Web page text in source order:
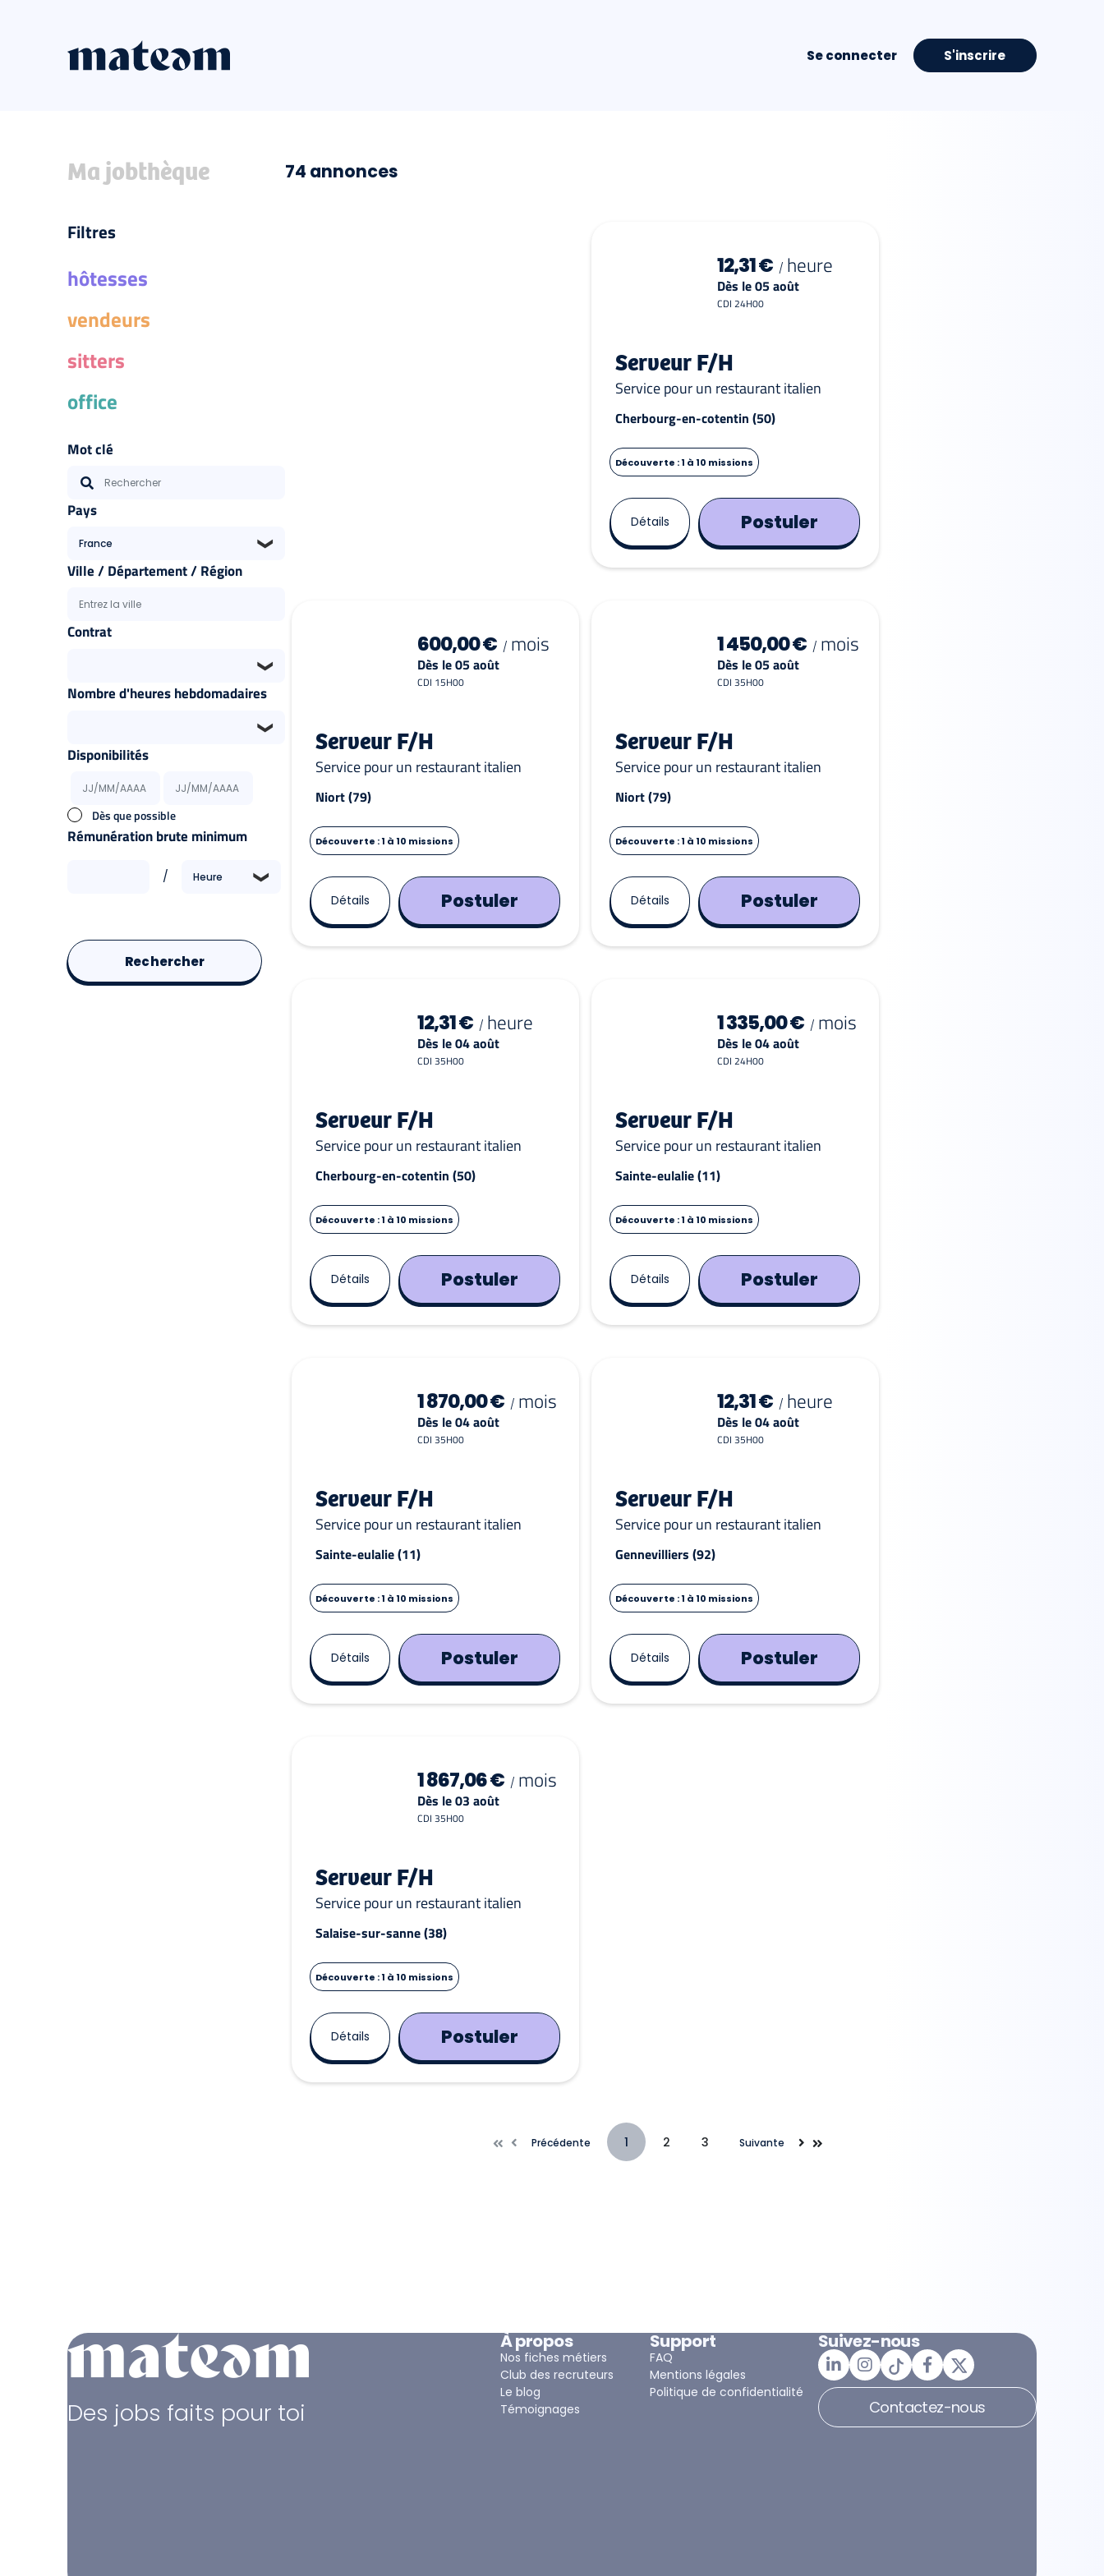
Se connecter S'inscrire
Ma jobthèque 74 annonces
Filtres
hôtesses
vendeurs
sitters
office
Mot clé
Pays
❮
Ville / Département / Région
Contrat
❮
Nombre d'heures hebdomadaires
❮
Disponibilités
Dès que possible
Rémunération brute minimum
/ ❮
Rechercher
12,31 € / heure
Dès le 05 août
CDI 24H00
Serveur F/H
Service pour un restaurant italien
Cherbourg-en-cotentin (50)
Découverte : 1 à 10 missions
Détails Postuler
600,00 € / mois
Dès le 05 août
CDI 15H00
Serveur F/H
Service pour un restaurant italien
Niort (79)
Découverte : 1 à 10 missions
Détails Postuler
1 450,00 € / mois
Dès le 05 août
CDI 35H00
Serveur F/H
Service pour un restaurant italien
Niort (79)
Découverte : 1 à 10 missions
Détails Postuler
12,31 € / heure
Dès le 04 août
CDI 35H00
Serveur F/H
Service pour un restaurant italien
Cherbourg-en-cotentin (50)
Découverte : 1 à 10 missions
Détails Postuler
1 335,00 € / mois
Dès le 04 août
CDI 24H00
Serveur F/H
Service pour un restaurant italien
Sainte-eulalie (11)
Découverte : 1 à 10 missions
Détails Postuler
1 870,00 € / mois
Dès le 04 août
CDI 35H00
Serveur F/H
Service pour un restaurant italien
Sainte-eulalie (11)
Découverte : 1 à 10 missions
Détails Postuler
12,31 € / heure
Dès le 04 août
CDI 35H00
Serveur F/H
Service pour un restaurant italien
Gennevilliers (92)
Découverte : 1 à 10 missions
Détails Postuler
1 867,06 € / mois
Dès le 03 août
CDI 35H00
Serveur F/H
Service pour un restaurant italien
Salaise-sur-sanne (38)
Découverte : 1 à 10 missions
Détails Postuler
Précédente
Précédente 1 2 3 Suivante
Suivante
Des jobs faits pour toi
À propos
Nos fiches métiers
Club des recruteurs
Le blog
Témoignages
Support
FAQ
Mentions légales
Politique de confidentialité
Suivez-nous
Contactez-nous